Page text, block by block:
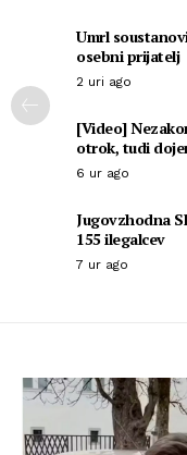
Umrl
osebni prijatelj
2 uri ago
[Video]
otrok, tudi
6 ur ago
Jugovzhodna
155 ilegalcev
7 ur ago